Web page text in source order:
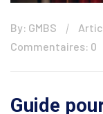
By: GMBS
Commentaires: 0
Guide